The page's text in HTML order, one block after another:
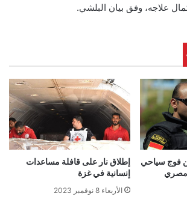
علاجه، وفق بيان البلشي.
من فوج سياحي
مصري
إطلاق نار على قافلة مساعدات
إنسانية في غزة
الأربعاء 8 نوفمبر 2023